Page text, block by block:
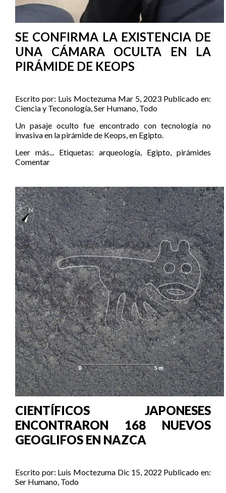
SE CONFIRMA LA EXISTENCIA DE
UNA CÁMARA OCULTA EN LA
PIRÁMIDE DE KEOPS
Escrito por: Luis Moctezuma Mar 5, 2023 Publicado en:
Ciencia y Teconología,Ser Humano, Todo
Un pasaje oculto fue encontrado con tecnología no
invasiva en la pirámide de Keops, en Egipto.
Leer más... Etiquetas: arqueología, Egipto, pirámides
Comentar
CIENTÍFICOS JAPONESES
ENCONTRARON 168 NUEVOS
GEOGLIFOS EN NAZCA
Escrito por: Luis Moctezuma Dic 15, 2022 Publicado en:
Ser Humano, Todo